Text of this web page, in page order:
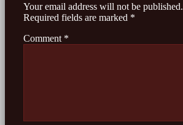
Your email address will not be published.
Required fields are marked *
Comment *